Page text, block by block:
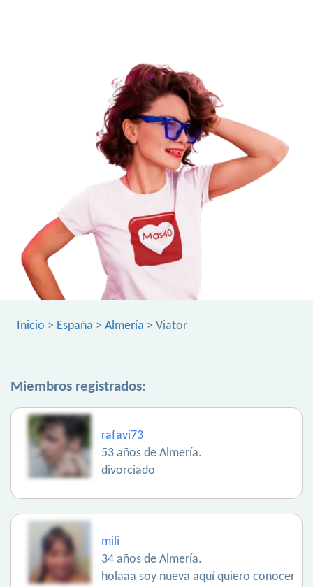
Inicio > España > Almería > Viator
Miembros registrados:
rafavi73
53 años de Almería.
divorciado
mili
34 años de Almería.
holaaa soy nueva aquí quiero conocer